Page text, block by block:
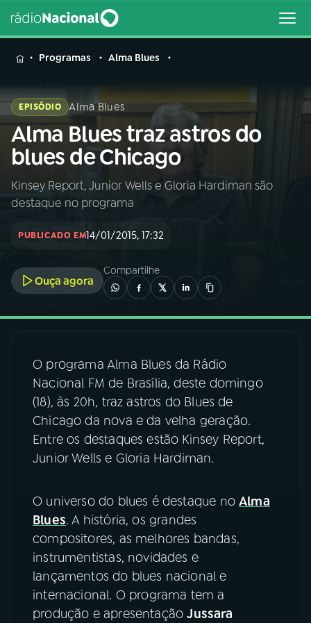
MENU
Buscar
na
Rádio
Nacional
Buscar
AO VIVO
04PROGRAMAS
05PODCASTS
07ÚLTIMAS
08FESTIVAL DE MÚSICA
ACOMPANHE A RÁDIO NACIONAL
Programas Alma Blues
EPISÓDIO Alma Blues
Alma Blues traz astros do
blues de Chicago
Kinsey Report, Junior Wells e Gloria Hardiman são
destaque no programa
PUBLICADO EM14/01/2015, 17:32
Ouça agora
Compartilhe
O programa Alma Blues da Rádio
Nacional FM de Brasília, deste domingo
(18), às 20h, traz astros do Blues de
Chicago da nova e da velha geração.
Entre os destaques estão Kinsey Report,
Junior Wells e Gloria Hardiman.
O universo do blues é destaque noAlma
Blues. A história, os grandes
compositores, as melhores bandas,
instrumentistas, novidades e
lançamentos do blues nacional e
internacional. O programa tem a
produção e apresentaçãoJussara